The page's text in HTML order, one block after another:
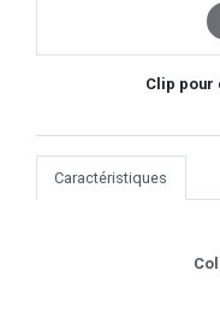
Clip pour
Caractéristiques